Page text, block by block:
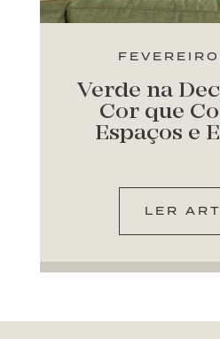
Verde na
Cor que
Espaços e
LER